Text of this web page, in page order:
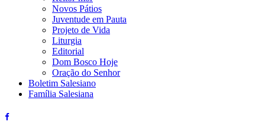
Novos Pátios
Juventude em Pauta
Projeto de Vida
Liturgia
Editorial
Dom Bosco Hoje
Oração do Senhor
Boletim Salesiano
Família Salesiana